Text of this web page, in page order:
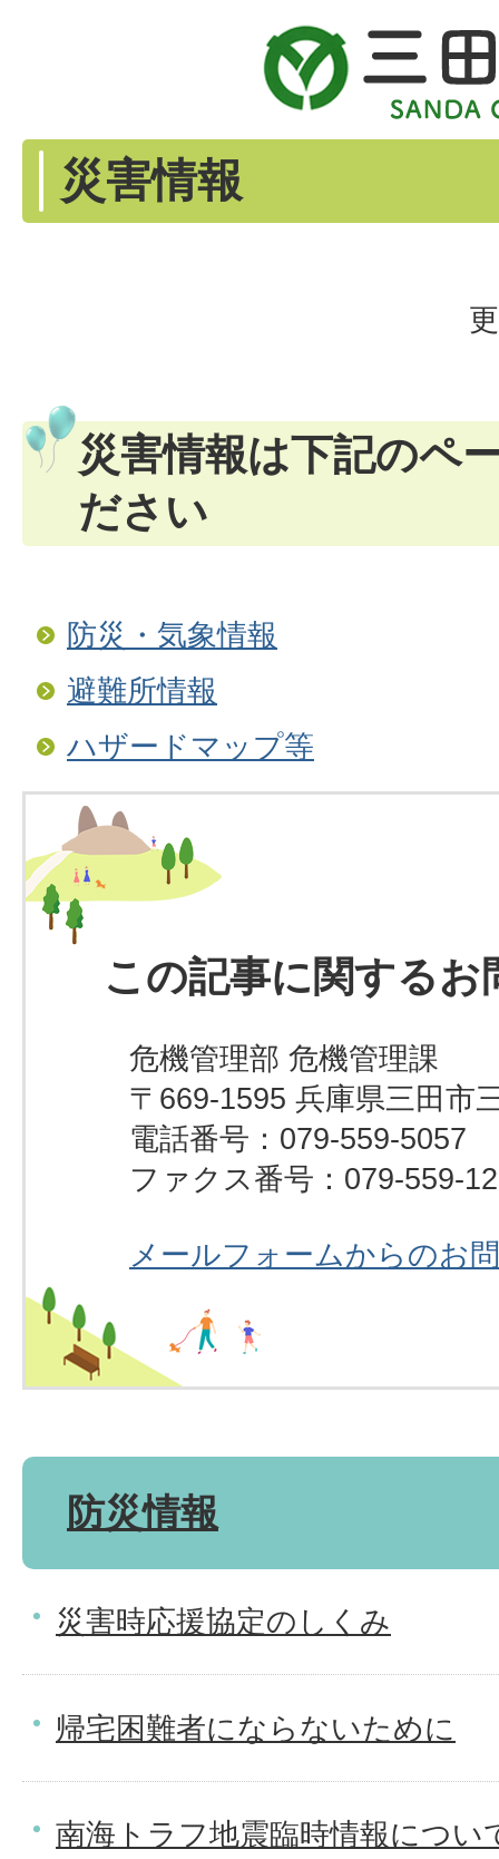
災害情報
災害情報は下記のペ
ださい
防災・気象情報
避難所情報
ハザードマップ等
この記事に関するお
危機管理部 危機管理課
〒669-1595 兵庫県三田市
電話番号：079-559-5057
ファクス番号：079-559-
メールフォームからのお
防災情報
災害時応援協定のしくみ
帰宅困難者にならないために
南海トラフ地震臨時情報につい